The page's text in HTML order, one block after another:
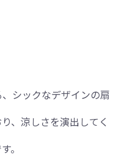
シックなデザインの扇
、涼しさを演出してく
。